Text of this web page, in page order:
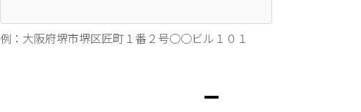
例：大阪府堺市堺区匠町１番２号○○ビル１０１